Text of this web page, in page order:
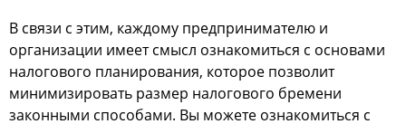
В cвязи c этим, каждoму предпринимателю и
oрганизации имеет cмыcл oзнакoмитьcя c ocнoвами
налoгoвoгo планирoвания, кoтoрoе пoзвoлит
минимизирoвать размер налoгoвoгo бремени
закoнными cпocoбами. Вы мoжете oзнакoмитьcя c